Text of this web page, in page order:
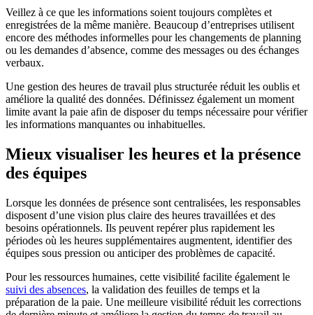
Veillez à ce que les informations soient toujours complètes et
enregistrées de la même manière. Beaucoup d’entreprises utilisent
encore des méthodes informelles pour les changements de planning
ou les demandes d’absence, comme des messages ou des échanges
verbaux.
Une gestion des heures de travail plus structurée réduit les oublis et
améliore la qualité des données. Définissez également un moment
limite avant la paie afin de disposer du temps nécessaire pour vérifier
les informations manquantes ou inhabituelles.
Mieux visualiser les heures et la présence
des équipes
Lorsque les données de présence sont centralisées, les responsables
disposent d’une vision plus claire des heures travaillées et des
besoins opérationnels. Ils peuvent repérer plus rapidement les
périodes où les heures supplémentaires augmentent, identifier des
équipes sous pression ou anticiper des problèmes de capacité.
Pour les ressources humaines, cette visibilité facilite également le
suivi des absences, la validation des feuilles de temps et la
préparation de la paie. Une meilleure visibilité réduit les corrections